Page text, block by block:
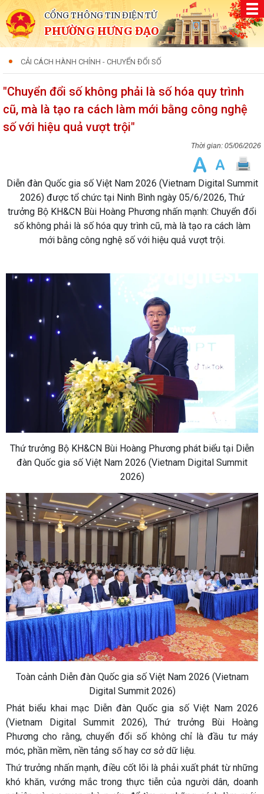
CỔNG THÔNG TIN ĐIỆN TỬ
PHƯỜNG HƯNG ĐẠO
CẢI CÁCH HÀNH CHÍNH - CHUYỂN ĐỔI SỐ
"Chuyển đổi số không phải là số hóa quy trình
cũ, mà là tạo ra cách làm mới bằng công nghệ
số với hiệu quả vượt trội"
05/06/2026
Diễn đàn Quốc gia số Việt Nam 2026 (Vietnam Digital Summit
2026) được tổ chức tại Ninh Bình ngày 05/6/2026, Thứ
trưởng Bộ KH&CN Bùi Hoàng Phương nhấn mạnh: Chuyển đổi
số không phải là số hóa quy trình cũ, mà là tạo ra cách làm
mới bằng công nghệ số với hiệu quả vượt trội.
Thứ trưởng Bộ KH&CN Bùi Hoàng Phương phát biểu tại Diễn
đàn Quốc gia số Việt Nam 2026 (Vietnam Digital Summit
2026)
Toàn cảnh Diễn đàn Quốc gia số Việt Nam 2026 (Vietnam
Digital Summit 2026)
Phát biểu khai mạc Diễn đàn Quốc gia số Việt Nam 2026
(Vietnam Digital Summit 2026), Thứ trưởng Bùi Hoàng
Phương cho rằng, chuyển đổi số không chỉ là đầu tư máy
móc, phần mềm, nền tảng số hay cơ sở dữ liệu.
Thứ trưởng nhấn mạnh, điều cốt lõi là phải xuất phát từ những
khó khăn, vướng mắc trong thực tiễn của người dân, doanh